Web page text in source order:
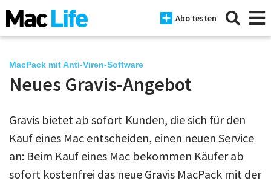
Abo testen
iPhone
Mac
iPad
MacPack mit Anti-Viren-Software
Neues Gravis-Angebot
Gravis bietet ab sofort Kunden, die sich für den
Kauf eines Mac entscheiden, einen neuen Service
an: Beim Kauf eines Mac bekommen Käufer ab
sofort kostenfrei das neue Gravis MacPack mit der